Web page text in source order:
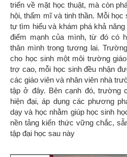
triển về mặt học thuật, mà còn
hội, thẩm mĩ và tinh thần. Mỗi
tự tìm hiểu và khám phá khả
điểm mạnh của mình, từ đó có
thân mình trong tương lai.
cho học sinh một môi trường
trợ cao, mỗi học sinh đều nhận
các giáo viên và nhân viên nhà
tập ở đây. Bên cạnh đó, trường
hiện đại, áp dụng các phương
dạy và học nhằm giúp học sinh
nền tảng kiến thức vững chắc,
tập đại học sau này